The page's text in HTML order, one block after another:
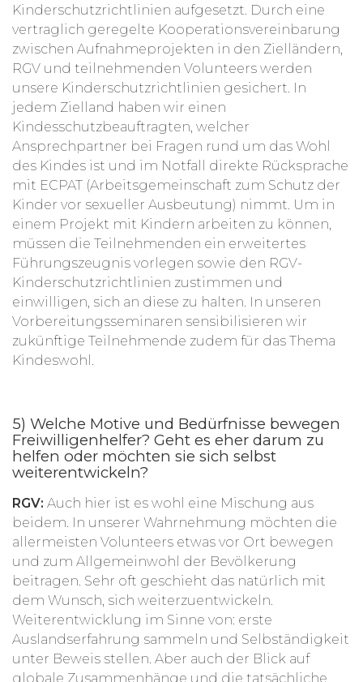
Kinderschutzrichtlinien aufgesetzt. Durch eine
vertraglich geregelte Kooperationsvereinbarung
zwischen Aufnahmeprojekten in den Zielländern,
RGV und teilnehmenden Volunteers werden
unsere Kinderschutzrichtlinien gesichert. In
jedem Zielland haben wir einen
Kindesschutzbeauftragten, welcher
Ansprechpartner bei Fragen rund um das Wohl
des Kindes ist und im Notfall direkte Rücksprache
mit ECPAT (Arbeitsgemeinschaft zum Schutz der
Kinder vor sexueller Ausbeutung) nimmt. Um in
einem Projekt mit Kindern arbeiten zu können,
müssen die Teilnehmenden ein erweitertes
Führungszeugnis vorlegen sowie den RGV-
Kinderschutzrichtlinien zustimmen und
einwilligen, sich an diese zu halten. In unseren
Vorbereitungsseminaren sensibilisieren wir
zukünftige Teilnehmende zudem für das Thema
Kindeswohl.
5) Welche Motive und Bedürfnisse bewegen
Freiwilligenhelfer? Geht es eher darum zu
helfen oder möchten sie sich selbst
weiterentwickeln?
RGV: Auch hier ist es wohl eine Mischung aus
beidem. In unserer Wahrnehmung möchten die
allermeisten Volunteers etwas vor Ort bewegen
und zum Allgemeinwohl der Bevölkerung
beitragen. Sehr oft geschieht das natürlich mit
dem Wunsch, sich weiterzuentwickeln.
Weiterentwicklung im Sinne von: erste
Auslandserfahrung sammeln und Selbständigkeit
unter Beweis stellen. Aber auch der Blick auf
globale Zusammenhänge und die tatsächliche